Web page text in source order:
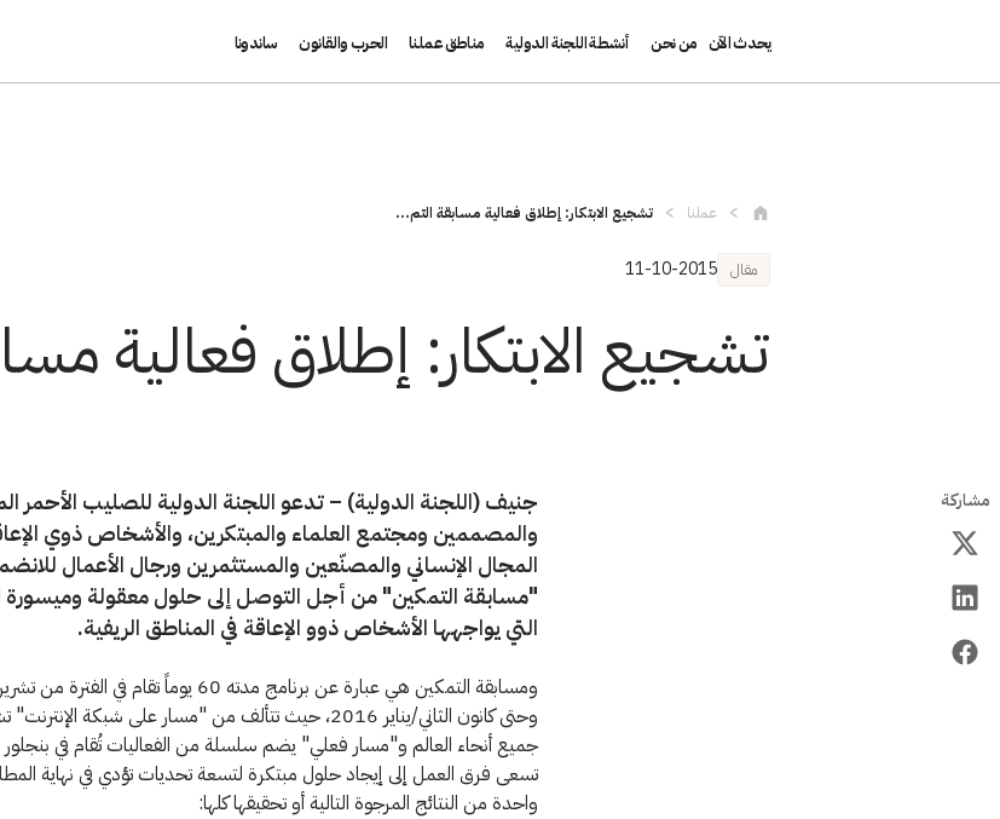
يحدث الآن من نحن أنشطة اللجنة الدولية مناطق عملنا الحرب والقانون ساندونا
عملنا تشجيع الابتكار: إطلاق فعالية مسابقة التم...
مقال 11-10-2015
تشجيع الابتكار: إطلاق فعالية
مشاركة
جنيف (اللجنة الدولية) – تدعو اللجنة الدولية للصليب الأحمر
والمصممين ومجتمع العلماء والمبتكرين، والأشخاص ذوي
المجال الإنساني والمصنّعين والمستثمرين ورجال الأعمال
"مسابقة التمكين" من أجل التوصل إلى حلول معقولة وميسورة
التي يواجهها الأشخاص ذوو الإعاقة في المناطق الريفية.
وحتى كانون الثاني/يناير 2016، حيث تتألف من "مسار على شبكة
جميع أنحاء العالم و"مسار فعلي" يضم سلسلة من الفعاليات تُقام في بنجلور
تسعى فرق العمل إلى إيجاد حلول مبتكرة لتسعة تحديات تؤدي في نهاية
واحدة من النتائج المرجوة التالية أو تحقيقها كلها: